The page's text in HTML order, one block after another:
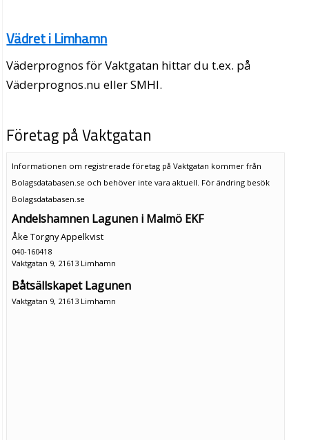
Vädret i Limhamn
Väderprognos för Vaktgatan hittar du t.ex. på
Väderprognos.nu eller SMHI.
Företag på Vaktgatan
Informationen om registrerade företag på Vaktgatan kommer från
Bolagsdatabasen.se och behöver inte vara aktuell. För ändring besök
Bolagsdatabasen.se
Andelshamnen Lagunen i Malmö EKF
Åke Torgny Appelkvist
040-160418
Vaktgatan 9, 21613 Limhamn
Båtsällskapet Lagunen
Vaktgatan 9, 21613 Limhamn